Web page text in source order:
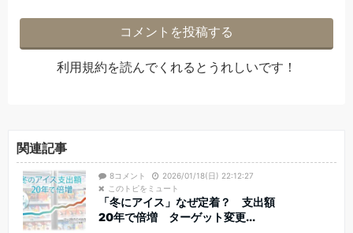
利用規約を読んでくれるとうれしいです！
関連記事
8コメント
2026/01/18(日) 22:12:27
このトピをミュート
「冬にアイス」なぜ定着？ 支出額
20年で倍増 ターゲット変更...